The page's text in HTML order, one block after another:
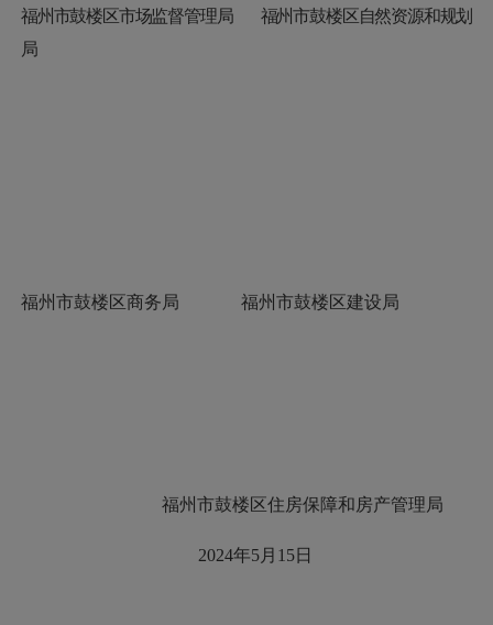
福州市鼓楼区市场监督管理局
福州市鼓楼区自然资源和规划
局
福州市鼓楼区商务局 福州市鼓楼区建设局
福州市鼓楼区住房保障和房产管理局
2024年5月15日